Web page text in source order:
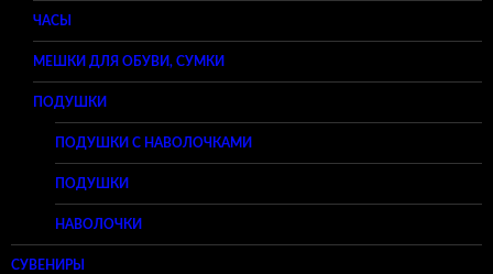
ЧАСЫ
МЕШКИ ДЛЯ ОБУВИ, СУМКИ
ПОДУШКИ
ПОДУШКИ С НАВОЛОЧКАМИ
ПОДУШКИ
НАВОЛОЧКИ
СУВЕНИРЫ